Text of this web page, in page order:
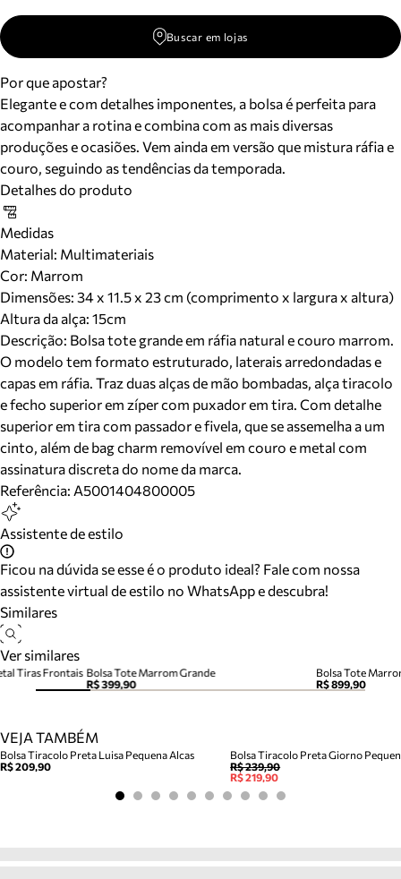
Buscar em lojas
Por que apostar?
Elegante e com detalhes imponentes, a bolsa é perfeita para
acompanhar a rotina e combina com as mais diversas
produções e ocasiões. Vem ainda em versão que mistura ráfia e
couro, seguindo as tendências da temporada.
Detalhes do produto
Medidas
Material: Multimateriais
Cor: Marrom
Dimensões: 34 x 11.5 x 23 cm (comprimento x largura x altura)
Altura da alça: 15cm
Descrição: Bolsa tote grande em ráfia natural e couro marrom.
O modelo tem formato estruturado, laterais arredondadas e
capas em ráfia. Traz duas alças de mão bombadas, alça tiracolo
e fecho superior em zíper com puxador em tira. Com detalhe
superior em tira com passador e fivela, que se assemelha a um
cinto, além de bag charm removível em couro e metal com
assinatura discreta do nome da marca.
Referência: A5001404800005
Assistente de estilo
Ficou na dúvida se esse é o produto ideal? Fale com nossa
assistente virtual de estilo no WhatsApp e descubra!
Similares
Ver similares
Bolsa Tote Marrom Grande
R$ 399,90
R$ 899,90
Tiras Frontais
VEJA TAMBÉM
Bolsa Tiracolo Preta Luisa Pequena Alcas
R$ 209,90
Bolsa Tiracolo Preta Giorno
R$ 239,90
R$ 219,90